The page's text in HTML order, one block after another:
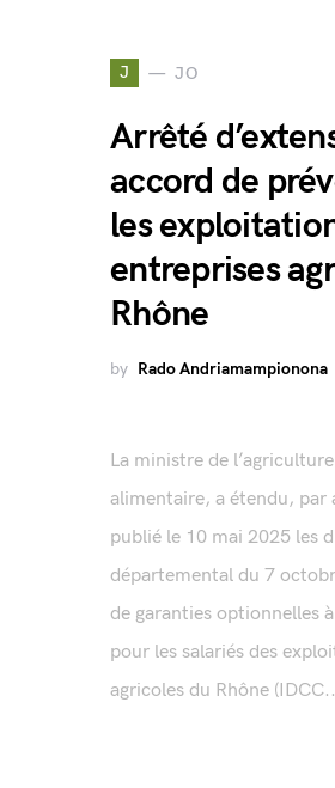
J JO
Arrêté
accord de
les
entreprises
Rhône
by Rado Andriamampionona
La ministre de
alimentaire, a étendu, par
publié le 10 mai 2025 les
départemental du 7
de garanties optionnelles
pour les salariés des
agricoles du Rhône